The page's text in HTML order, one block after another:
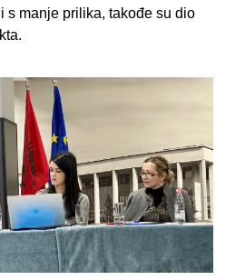
s manje prilika, takođe su dio